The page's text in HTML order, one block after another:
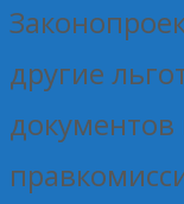
другие
документов